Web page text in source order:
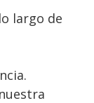
largo de